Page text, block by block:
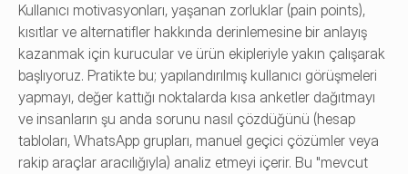
Kullanıcı motivasyonları, yaşanan zorluklar (pain points),
kısıtlar ve alternatifler hakkında derinlemesine bir anlayış
kazanmak için kurucular ve ürün ekipleriyle yakın çalışarak
başlıyoruz. Pratikte bu; yapılandırılmış kullanıcı görüşmeleri
yapmayı, değer kattığı noktalarda kısa anketler dağıtmayı
ve insanların şu anda sorunu nasıl çözdüğünü (hesap
tabloları, WhatsApp grupları, manuel geçici çözümler veya
rakip araçlar aracılığıyla) analiz etmeyi içerir. Bu "mevcut